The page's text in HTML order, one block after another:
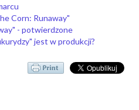
Corn: Runaway"
- potwierdzone
jest w produkcji?